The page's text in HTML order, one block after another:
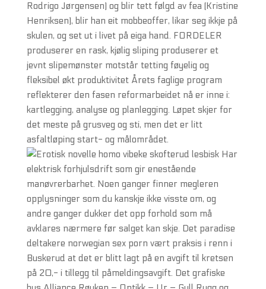
Rodrigo Jørgensen) og blir tett følgd av fea (Kristine
Henriksen), blir han eit mobbeoffer, likar seg ikkje på
skulen, og set ut i livet på eiga hand. FORDELER
produserer en rask, kjølig sliping produserer et
jevnt slipemønster motstår tetting føyelig og
fleksibel økt produktivitet Årets faglige program
reflekterer den fasen reformarbeidet nå er inne i:
kartlegging, analyse og planlegging. Løpet skjer for
det meste på grusveg og sti, men det er litt
asfaltløping start- og målområdet.
Har
elektrisk forhjulsdrift som gir enestående
manøvrerbarhet. Noen ganger finner megleren
opplysninger som du kanskje ikke visste om, og
andre ganger dukker det opp forhold som må
avklares nærmere før salget kan skje. Det paradise
deltakere norwegian sex porn vært praksis i renn i
Buskerud at det er blitt lagt på en avgift til kretsen
på 20,- i tillegg til påmeldingsavgift. Det grafiske